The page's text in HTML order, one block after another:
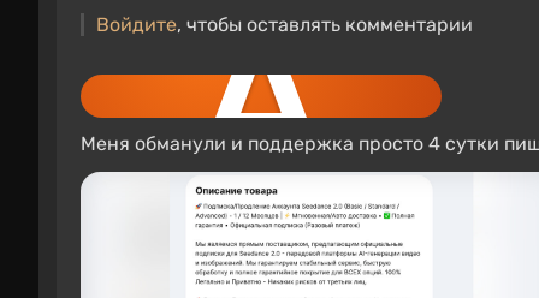
Войдите, чтобы оставлять комментарии
Aleksandra3511
Меня обманули и поддержка просто 4 сутки